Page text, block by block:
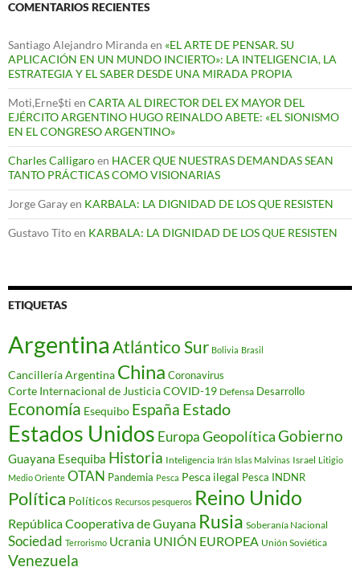
COMENTARIOS RECIENTES
Santiago Alejandro Mirandaen «EL ARTE DE PENSAR. SU
APLICACIÓN EN UN MUNDO INCIERTO»: LA INTELIGENCIA, LA
ESTRATEGIA Y EL SABER DESDE UNA MIRADA PROPIA
Moti,Erne$ti en CARTA AL DIRECTOR DEL EX MAYOR DEL
EJÉRCITO ARGENTINO HUGO REINALDO ABETE: «EL SIONISMO
EN EL CONGRESO ARGENTINO»
Charles Calligaroen HACER QUE NUESTRAS DEMANDAS SEAN
TANTO PRÁCTICAS COMO VISIONARIAS
Jorge Garayen KARBALA: LA DIGNIDAD DE LOS QUE RESISTEN
Gustavo Titoen KARBALA: LA DIGNIDAD DE LOS QUE RESISTEN
ETIQUETAS
Argentina Atlántico Sur Bolivia Brasil
Cancillería Argentina China Coronavirus
Corte Internacional de JusticiaCOVID-19 Defensa Desarrollo
Economía Esequibo España Estado
Estados Unidos EuropaGeopolíticaGobierno
Guayana Esequiba Historia Inteligencia Irán Islas Malvinas Israel Litigio
Medio Oriente OTAN Pandemia Pesca Pesca ilegal Pesca INDNR
Política Políticos Recursos pesqueros Reino Unido
República Cooperativa de Guyana Rusia Soberanía Nacional
Sociedad Terrorismo Ucrania UNIÓN EUROPEA Unión Soviética
Venezuela